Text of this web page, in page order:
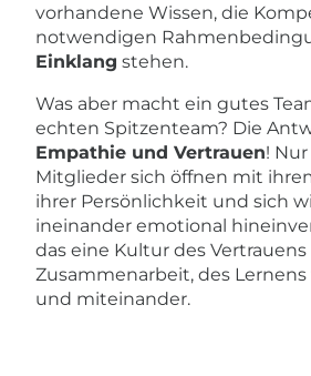
vorhandene Wissen, die
notwendigen
Einklang stehen.
Was aber macht ein gutes
echten Spitzenteam? Die
Empathie und Vertrauen!
Mitglieder sich öffnen mit
ihrer Persönlichkeit und sich
ineinander emotional
das eine Kultur des
Zusammenarbeit, des
und miteinander.